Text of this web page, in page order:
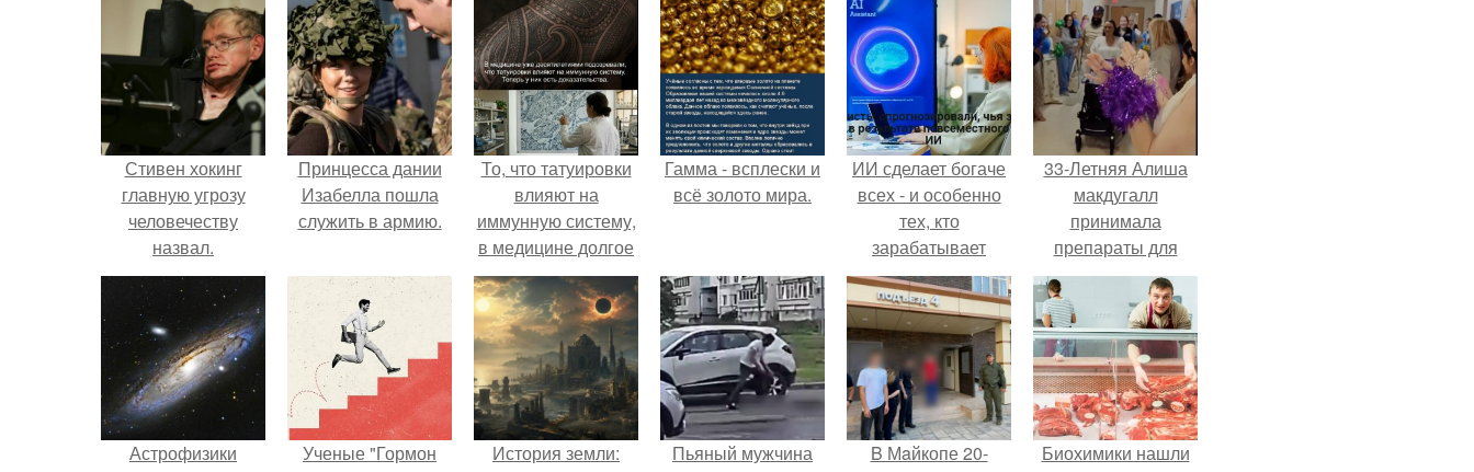
Стивен хокинг
главную угрозу
человечеству
назвал.
Принцесса дании
Изабелла пошла
служить в армию.
То, что татуировки
влияют на
иммунную систему,
в медицине долгое
время
рассматривалось
лишь как гипотеза.
Гамма - всплески и
всё золото мира.
ИИ сделает богаче
всех - и особенно
тех, кто
зарабатывает
меньше всего.
33-Летняя Алиша
макдугалл
принимала
препараты для
похудения на фоне
полиэндокринного
метаболического
овариального
синдрома.
Астрофизики
Ученые "Гормон
История земли:
Пьяный мужчина
B Мaйкопе 20-
Биохимики нашли